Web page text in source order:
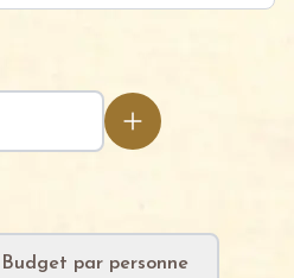
Budget par personne